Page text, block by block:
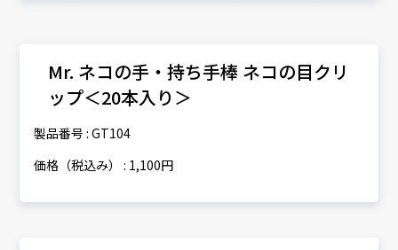
Mr. ネコの手・持ち手棒 ネコの目クリ
ップ＜20本入り＞
製品番号 : GT104
価格（税込み） : 1,100円